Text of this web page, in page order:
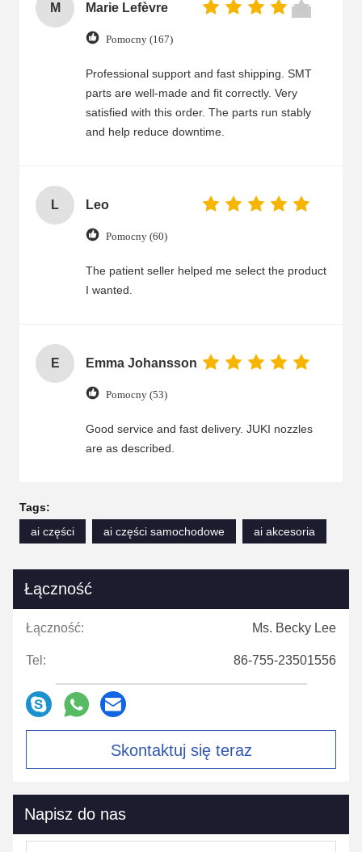
M Marie Lefèvre
Pomocny (167)
Professional support and fast shipping. SMT
parts are well-made and fit correctly. Very
satisfied with this order. The parts run stably
and help reduce downtime.
L Leo
Pomocny (60)
The patient seller helped me select the product
I wanted.
E Emma Johansson
Pomocny (53)
Good service and fast delivery. JUKI nozzles
are as described.
Tags:
ai części
ai części samochodowe ai akcesoria
Łączność
Łączność: Ms. Becky Lee
Tel: 86-755-23501556
Skontaktuj się teraz
Napisz do nas